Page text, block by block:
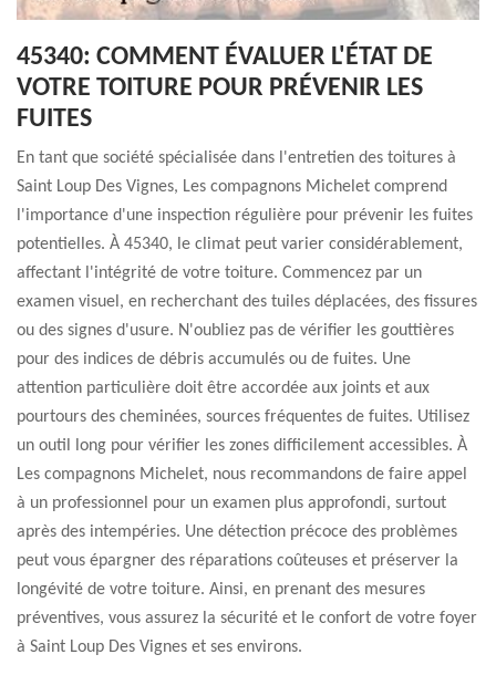
45340: COMMENT ÉVALUER L'ÉTAT DE
VOTRE TOITURE POUR PRÉVENIR LES
FUITES
En tant que société spécialisée dans l'entretien des toitures à
Saint Loup Des Vignes, Les compagnons Michelet comprend
l'importance d'une inspection régulière pour prévenir les fuites
potentielles. À 45340, le climat peut varier considérablement,
affectant l'intégrité de votre toiture. Commencez par un
examen visuel, en recherchant des tuiles déplacées, des fissures
ou des signes d'usure. N'oubliez pas de vérifier les gouttières
pour des indices de débris accumulés ou de fuites. Une
attention particulière doit être accordée aux joints et aux
pourtours des cheminées, sources fréquentes de fuites. Utilisez
un outil long pour vérifier les zones difficilement accessibles. À
Les compagnons Michelet, nous recommandons de faire appel
à un professionnel pour un examen plus approfondi, surtout
après des intempéries. Une détection précoce des problèmes
peut vous épargner des réparations coûteuses et préserver la
longévité de votre toiture. Ainsi, en prenant des mesures
préventives, vous assurez la sécurité et le confort de votre foyer
à Saint Loup Des Vignes et ses environs.